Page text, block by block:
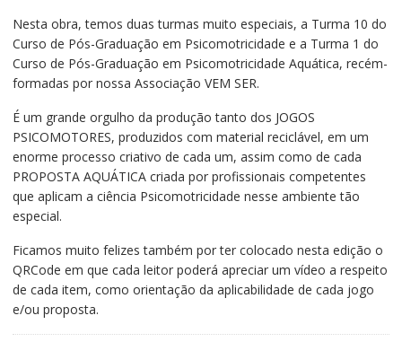
Nesta obra, temos duas turmas muito especiais, a Turma 10 do
Curso de Pós-Graduação em Psicomotricidade e a Turma 1 do
Curso de Pós-Graduação em Psicomotricidade Aquática, recém-
formadas por nossa Associação VEM SER.
É um grande orgulho da produção tanto dos JOGOS
PSICOMOTORES, produzidos com material reciclável, em um
enorme processo criativo de cada um, assim como de cada
PROPOSTA AQUÁTICA criada por profissionais competentes
que aplicam a ciência Psicomotricidade nesse ambiente tão
especial.
Ficamos muito felizes também por ter colocado nesta edição o
QRCode em que cada leitor poderá apreciar um vídeo a respeito
de cada item, como orientação da aplicabilidade de cada jogo
e/ou proposta.